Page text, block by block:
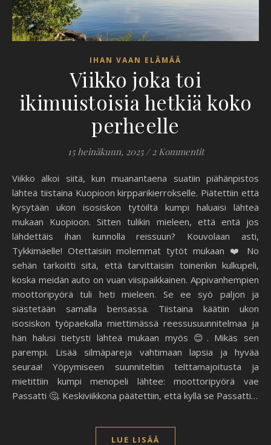
IHAN VAAN ELÄMÄÄ
Viikko joka toi
ikimuistoisia hetkiä koko
perheelle
15 heinäkuun, 2025 / 2 Kommentit
Viikko alkoi siitä, kun muanantaena suatiin piähänpistos
lähteä tiistaina Kuopioon kirpparikierrokselle. Piätettiin että
kysytään ukon isosiskon tytöiltä kumpi haluaisi lähteä
mukaan Kuopioon. Sitten tulikin mieleen, että entä jos
lähdettäis ihan kunnolla reissuun? Kouvolaan asti,
Tykkimäelle! Otettaisiin molemmat tytöt mukaan ❤️ No
sehän tarkoitti sitä, että tarvittaisiin toinenkin kulkupeli,
koska meidän auto on vuan viisipaikkainen. Appivanhempien
moottoripyörä tuli heti mieleen. Se ee syö paljon ja
siästetään samalla bensassa. Tiistaina käätiin ukon
isosiskon työpaekalla miettimässä reessusuunnitelmaa ja
hän halusi tietysti lähteä mukaan myös 😊. Mikäs sen
parempi. Lisää silmäpareja vahtimaan lapsia ja hyvää
seuraa! Yöpymiseen suunniteltiin telttamajoitusta ja
mietittiin kumpi menopeli lähtee: moottoripyörä vae
Passatti 🤔. Keskiviikkona päätettiin, että kyllä se Passatti…
LUE LISÄÄ